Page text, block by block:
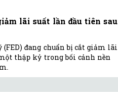
lãi suất lần đầu tiên sau
đang chuẩn bị cắt giảm lãi
thập kỷ trong bối cảnh nền